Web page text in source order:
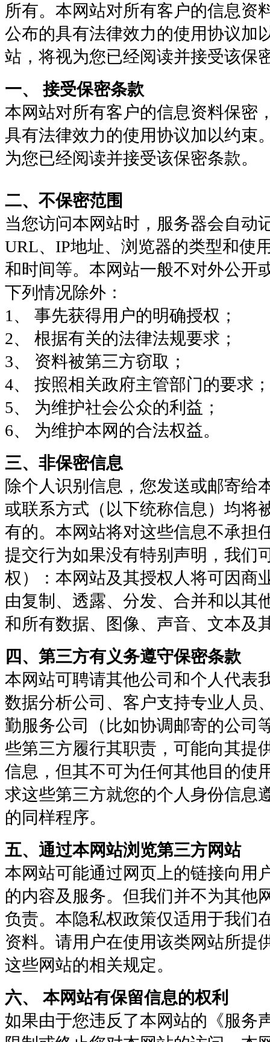
所有。本网站对所有客户的信息资
公布的具有法律效力的使用协议加
站，将视为您已经阅读并接受该保
一、 接受保密条款
本网站对所有客户的信息资料保密
具有法律效力的使用协议加以约束
为您已经阅读并接受该保密条款。
二、不保密范围
当您访问本网站时，服务器会自动
URL、IP地址、浏览器的类型和使
和时间等。本网站一般不对外公开
下列情况除外：
1、 事先获得用户的明确授权；
2、 根据有关的法律法规要求；
3、 资料被第三方窃取；
4、 按照相关政府主管部门的要求；
5、 为维护社会公众的利益；
6、 为维护本网的合法权益。
三、非保密信息
除个人识别信息，您发送或邮寄给
或联系方式（以下统称信息）均将
有的。本网站将对这些信息不承担
提交行为如果没有特别声明，我们
权）：本网站及其授权人将可因商
由复制、透露、分发、合并和以其
和所有数据、图像、声音、文本及
四、第三方有义务遵守保密条款
本网站可聘请其他公司和个人代表
数据分析公司、客户支持专业人员
勤服务公司（比如协调邮寄的公司
些第三方履行其职责，可能向其提
信息，但其不可为任何其他目的使
求这些第三方就您的个人身份信息
的同样程序。
五、通过本网站浏览第三方网站
本网站可能通过网页上的链接向用
的内容及服务。但我们并不为其他
负责。本隐私权政策仅适用于我们
资料。请用户在使用该类网站所提
这些网站的相关规定。
六、 本网站有保留信息的权利
如果由于您违反了本网站的《服务